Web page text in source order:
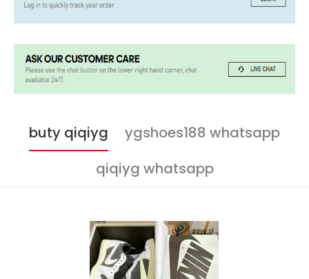
buty qiqiyg
ygshoes188 whatsapp
qiqiyg whatsapp